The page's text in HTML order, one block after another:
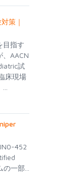
策｜
目指す
AACN
試
床現場
452
一部...